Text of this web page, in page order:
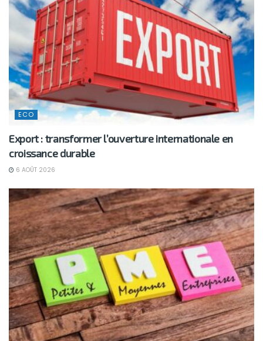
ECO
Export : transformer l’ouverture internationale en
croissance durable
6 AOÛT 2026